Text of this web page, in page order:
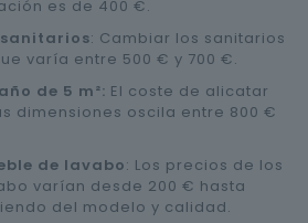
es de 400 €.
: Cambiar los sanitarios
varía entre 500 € y 700 €.
de 5 m²: El coste de alicatar
dimensiones oscila entre 800 €
de lavabo: Los precios de los
varían desde 200 € hasta
del modelo y calidad.